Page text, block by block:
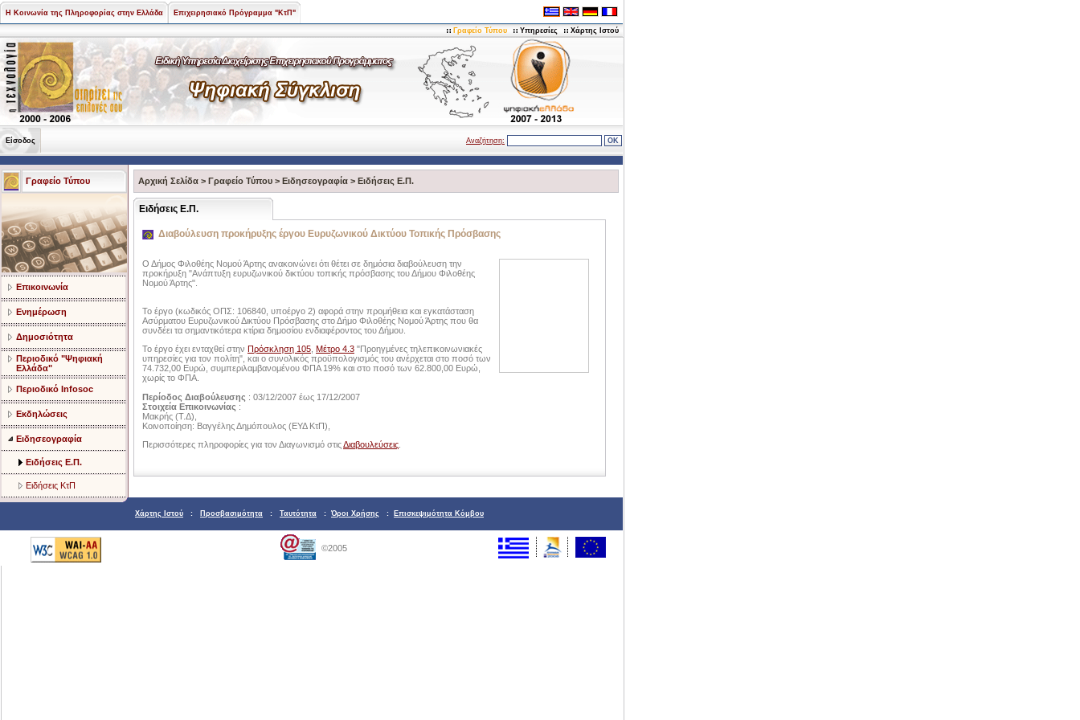
Η Κοινωνία της Πληροφορίας στην Ελλάδα Επιχειρησιακό Πρόγραμμα "ΚτΠ"
Γραφείο Τύπου Υπηρεσίες Χάρτης Ιστού
Είσοδος Αναζήτηση:
Γραφείο Τύπου
Επικοινωνία
Ενημέρωση
Δημοσιότητα
Περιοδικό "Ψηφιακή
Ελλάδα"
Περιοδικό Infosoc
Εκδηλώσεις
Ειδησεογραφία
Ειδήσεις Ε.Π.
Ειδήσεις ΚτΠ
Αρχική Σελίδα > Γραφείο Τύπου > Ειδησεογραφία > Ειδήσεις Ε.Π.
Ειδήσεις Ε.Π.
Διαβούλευση προκήρυξης έργου Ευρυζωνικού Δικτύου Τοπικής Πρόσβασης
Ο Δήμος Φιλοθέης Νομού Άρτης ανακοινώνει ότι θέτει σε δημόσια διαβούλευση την
προκήρυξη "Ανάπτυξη ευρυζωνικού δικτύου τοπικής πρόσβασης του Δήμου Φιλοθέης
Νομού Άρτης".
Το έργο (κωδικός ΟΠΣ: 106840, υποέργο 2) αφορά στην προμήθεια και εγκατάσταση
Ασύρματου Ευρυζωνικού Δικτύου Πρόσβασης στο Δήμο Φιλοθέης Νομού Άρτης που θα
συνδέει τα σημαντικότερα κτίρια δημοσίου ενδιαφέροντος του Δήμου.
Το έργο έχει ενταχθεί στην Πρόσκληση 105 Μέτρο 4.3 "Προηγμένες τηλεπικοινωνιακές
υπηρεσίες για τον πολίτη", και ο συνολικός προϋπολογισμός του ανέρχεται στο ποσό των
74.732,00 Ευρώ, συμπεριλαμβανομένου ΦΠΑ 19% και στο ποσό των 62.800,00 Ευρώ,
χωρίς το ΦΠΑ.
Περίοδος Διαβούλευσης : 03/12/2007 έως 17/12/2007
Στοιχεία Επικοινωνίας :
Μακρής (Τ.Δ),
Κοινοποίηση: Βαγγέλης Δημόπουλος (ΕΥΔ ΚτΠ),
Περισσότερες πληροφορίες για τον Διαγωνισμό στιςΔιαβουλεύσεις
Χάρτης Ιστού : Προσβασιμότητα : Ταυτότητα : Όροι Χρήσης : Επισκεψιμότητα Κόμβου
©2005